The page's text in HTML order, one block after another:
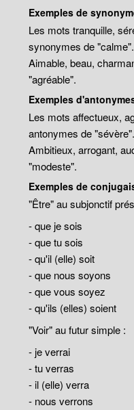
Exemples de
Les mots tranquille,
synonymes de "calme".
Aimable, beau,
"agréable".
Exemples
Les mots affectueux,
antonymes de "sévère".
Ambitieux, arrogant,
"modeste".
Exemples de
"Être" au subjonctif
- que je sois
- que tu sois
- qu'il (elle) soit
- que nous soyons
- que vous soyez
- qu'ils (elles) soient
"Voir" au futur simple :
- je verrai
- tu verras
- il (elle) verra
- nous verrons